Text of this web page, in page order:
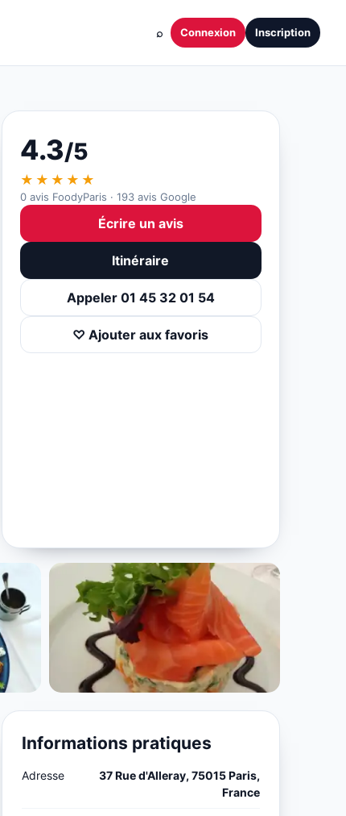
⌕ Connexion Inscription
4.3/5
★★★★★
0 avis FoodyParis · 193 avis Google
Écrire un avis
Itinéraire
Appeler 01 45 32 01 54
♡ Ajouter aux favoris
Informations pratiques
Adresse
37 Rue d'Alleray, 75015 Paris,
France